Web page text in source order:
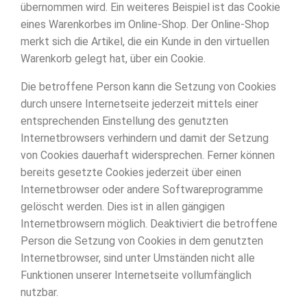
übernommen wird. Ein weiteres Beispiel ist das Cookie
eines Warenkorbes im Online-Shop. Der Online-Shop
merkt sich die Artikel, die ein Kunde in den virtuellen
Warenkorb gelegt hat, über ein Cookie.
Die betroffene Person kann die Setzung von Cookies
durch unsere Internetseite jederzeit mittels einer
entsprechenden Einstellung des genutzten
Internetbrowsers verhindern und damit der Setzung
von Cookies dauerhaft widersprechen. Ferner können
bereits gesetzte Cookies jederzeit über einen
Internetbrowser oder andere Softwareprogramme
gelöscht werden. Dies ist in allen gängigen
Internetbrowsern möglich. Deaktiviert die betroffene
Person die Setzung von Cookies in dem genutzten
Internetbrowser, sind unter Umständen nicht alle
Funktionen unserer Internetseite vollumfänglich
nutzbar.